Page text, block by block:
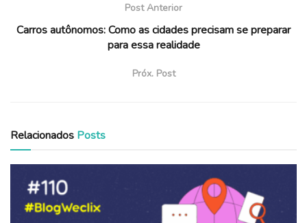
Post Anterior
Carros autônomos: Como as cidades precisam se preparar
para essa realidade
Próx. Post
Relacionados Posts